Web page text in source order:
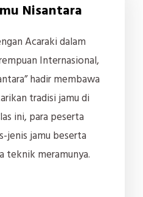
Nisantara
Acaraki dalam
Internasional,
hadir membawa
tradisi jamu di
ini, para peserta
jenis jamu beserta
teknik meramunya.